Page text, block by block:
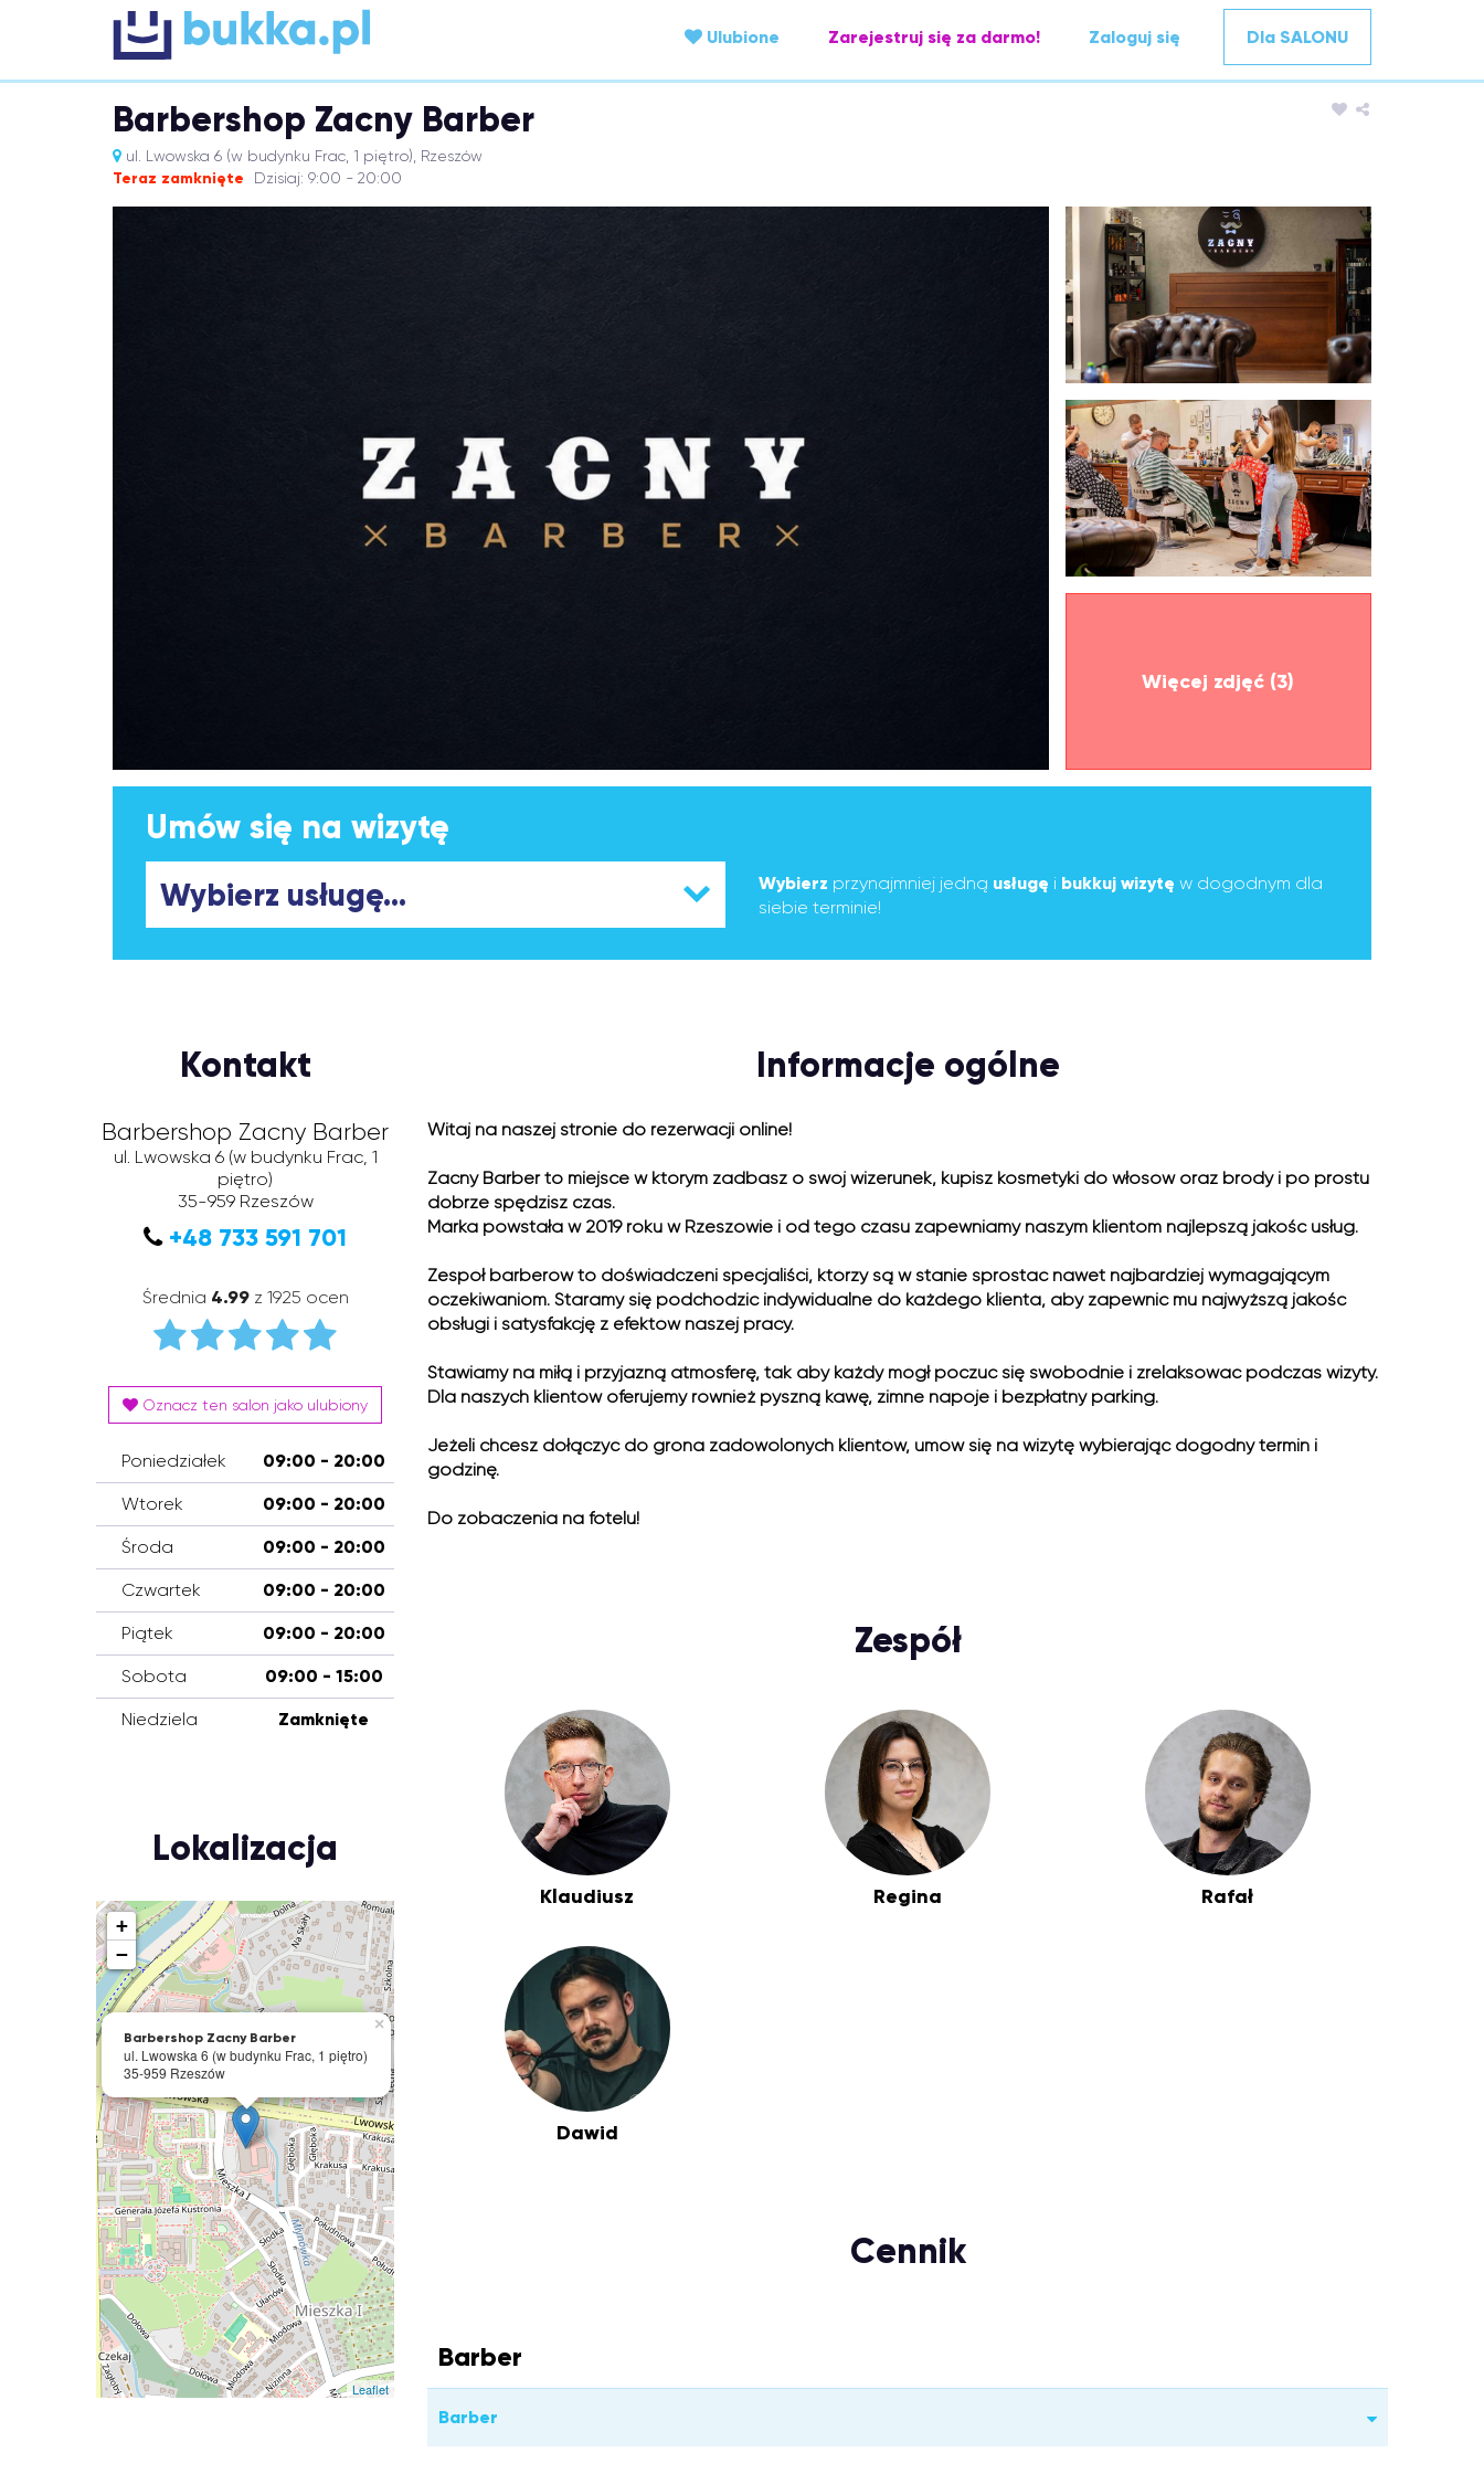
Ulubione Zarejestruj się za darmo! Zaloguj się Dla SALONU
Barbershop Zacny Barber
ul. Lwowska 6 (w budynku Frac, 1 piętro), Rzeszów
Teraz zamknięte Dzisiaj: 9:00 - 20:00
Więcej zdjęć (3)
Umów się na wizytę
Wybierz przynajmniej jedną usługę i bukkuj wizytę w dogodnym dla
siebie terminie!
Kontakt
Barbershop Zacny Barber
ul. Lwowska 6(w budynku Frac, 1
piętro)
35-959 Rzeszów
+48 733 591 701
Średnia 4.99z 1925 ocen
Oznacz ten salon jako ulubiony
Poniedziałek 09:00 - 20:00
Wtorek 09:00 - 20:00
Środa 09:00 - 20:00
Czwartek 09:00 - 20:00
Piątek 09:00 - 20:00
Sobota 09:00 - 15:00
Niedziela Zamknięte
Lokalizacja
Barbershop Zacny Barber
ul. Lwowska 6 (w budynku Frac, 1 piętro)
35-959 Rzeszów
×
+
−
Leaflet
Informacje ogólne
Witaj na naszej stronie do rezerwacji online!
Zacny Barber to miejsce w którym zadbasz o swój wizerunek, kupisz kosmetyki do włosów oraz brody i po prostu
dobrze spędzisz czas.
Marka powstała w 2019 roku w Rzeszowie i od tego czasu zapewniamy naszym klientom najlepszą jakość usług.
Zespół barberów to doświadczeni specjaliści, którzy są w stanie sprostać nawet najbardziej wymagającym
oczekiwaniom. Staramy się podchodzić indywidualne do każdego klienta, aby zapewnić mu najwyższą jakość
obsługi i satysfakcję z efektów naszej pracy.
Stawiamy na miłą i przyjazną atmosferę, tak aby każdy mógł poczuć się swobodnie i zrelaksować podczas wizyty.
Dla naszych klientów oferujemy również pyszną kawę, zimne napoje i bezpłatny parking.
Jeżeli chcesz dołączyć do grona zadowolonych klientów, umów się na wizytę wybierając dogodny termin i
godzinę.
Do zobaczenia na fotelu!
Zespół
Klaudiusz Regina Rafał
Dawid
Cennik
Barber
Barber